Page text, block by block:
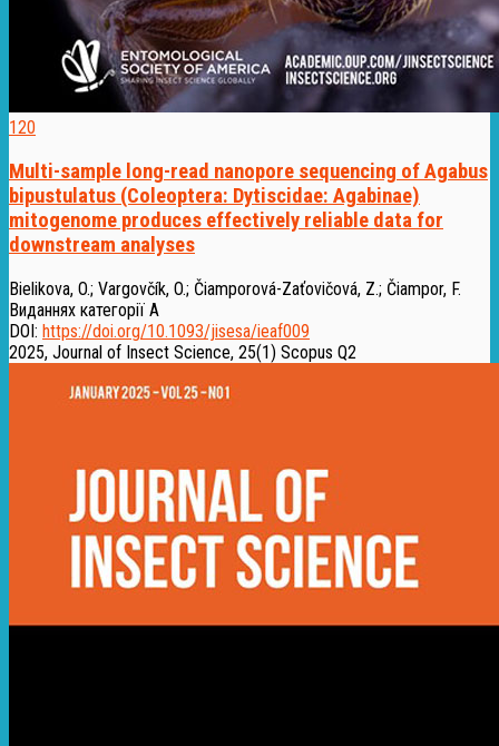
120
Multi-sample long-read nanopore sequencing of Agabus
bipustulatus (Coleoptera: Dytiscidae: Agabinae)
mitogenome produces effectively reliable data for
downstream analyses
Bielikova, O.; Vargovčík, O.; Čiamporová-Zaťovičová, Z.; Čiampor, F.
Виданнях категорії А
DOI: https://doi.org/10.1093/jisesa/ieaf009
2025, Journal of Insect Science, 25(1) Scopus Q2